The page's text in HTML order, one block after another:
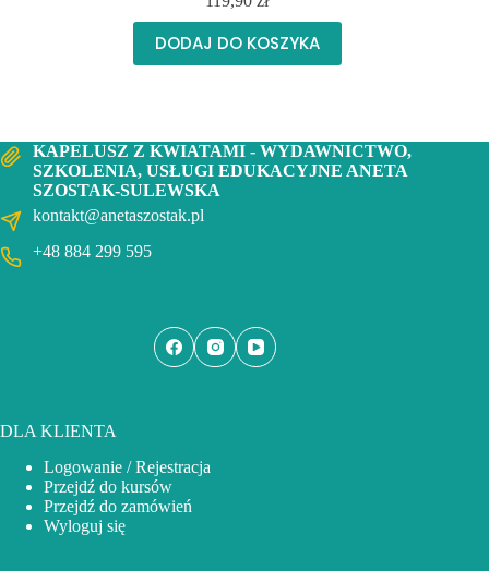
DODAJ DO KOSZYKA
KAPELUSZ Z KWIATAMI - WYDAWNICTWO,
SZKOLENIA, USŁUGI EDUKACYJNE ANETA
SZOSTAK-SULEWSKA
kontakt@anetaszostak.pl
+48 884 299 595
DLA KLIENTA
Logowanie / Rejestracja
Przejdź do kursów
Przejdź do zamówień
Wyloguj się